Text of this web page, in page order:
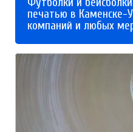
печатью в Каменске-
компаний и любых